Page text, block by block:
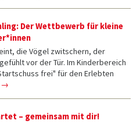
Der Wettbewerb für kleine
die Vögel zwitschern, der
vor der Tür. Im Kinderbereich
frei" für den Erlebten
→
– gemeinsam mit dir!